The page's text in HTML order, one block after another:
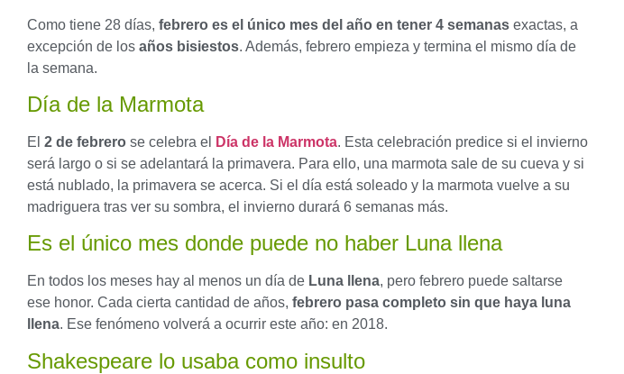
Como tiene 28 días, febrero es el único mes del año en tener 4 semanas exactas, a
excepción de los años bisiestos. Además, febrero empieza y termina el mismo día de
la semana.
Día de la Marmota
El 2 de febrero se celebra el Día de la Marmota. Esta celebración predice si el invierno
será largo o si se adelantará la primavera. Para ello, una marmota sale de su cueva y si
está nublado, la primavera se acerca. Si el día está soleado y la marmota vuelve a su
madriguera tras ver su sombra, el invierno durará 6 semanas más.
Es el único mes donde puede no haber Luna llena
En todos los meses hay al menos un día de Luna llena, pero febrero puede saltarse
ese honor. Cada cierta cantidad de años, febrero pasa completo sin que haya luna
llena. Ese fenómeno volverá a ocurrir este año: en 2018.
Shakespeare lo usaba como insulto